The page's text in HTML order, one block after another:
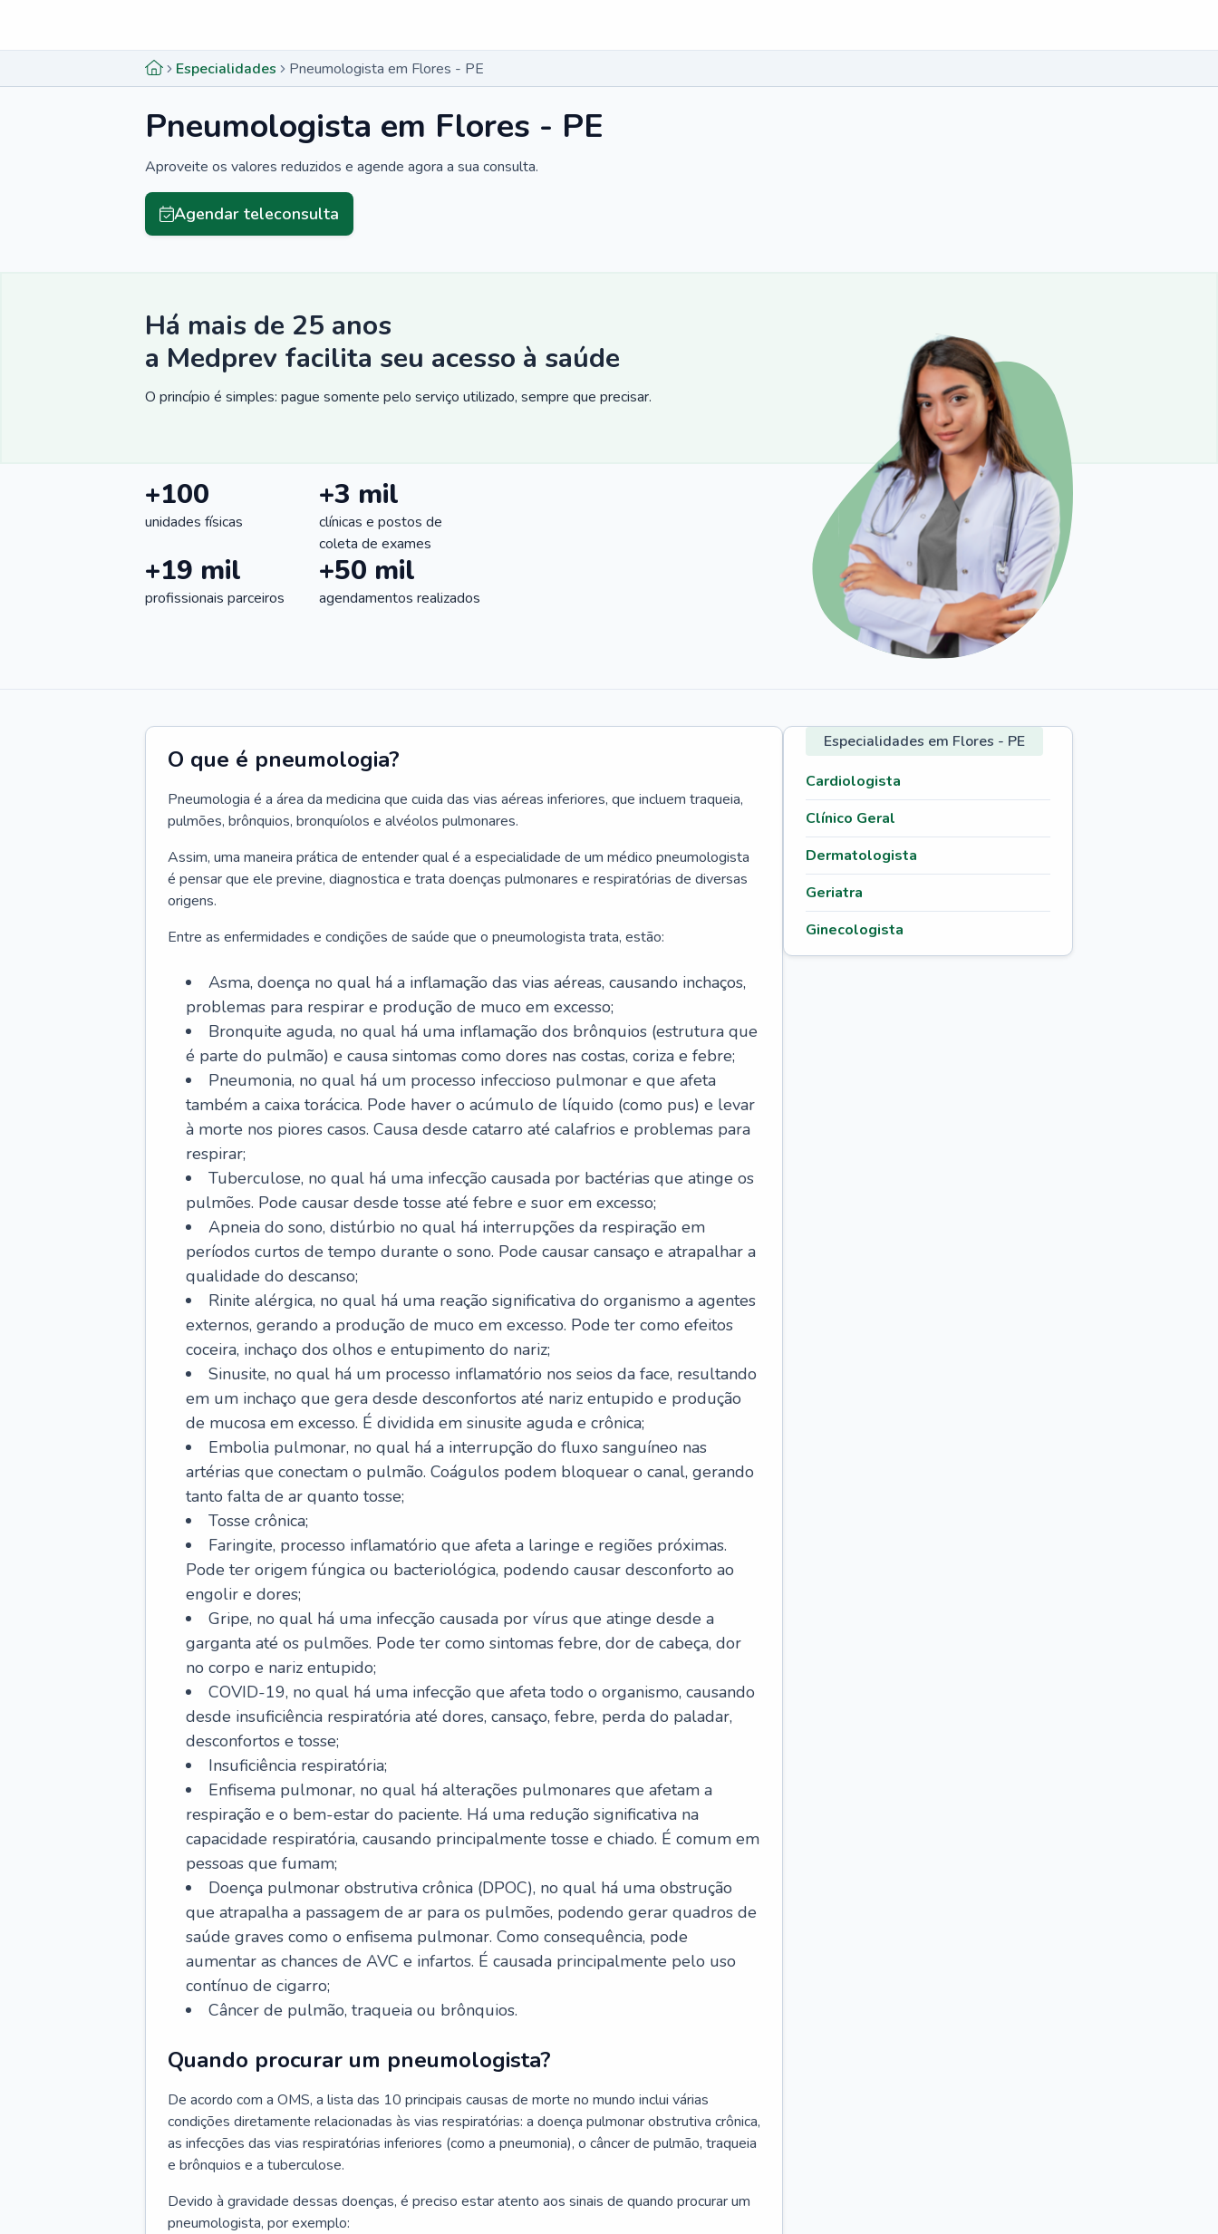
Especialidades Pneumologista em Flores - PE
Pneumologista em Flores - PE
Aproveite os valores reduzidos e agende agora a sua consulta.
Agendar teleconsulta
Há mais de 25 anos
a Medprev facilita seu acesso à saúde
O princípio é simples: pague somente pelo serviço utilizado, sempre que precisar.
+100
unidades físicas
+3 mil
clínicas e postos de
coleta de exames
+19 mil
profissionais parceiros
+50 mil
agendamentos realizados
O que é pneumologia?
Pneumologia é a área da medicina que cuida das vias aéreas inferiores, que incluem traqueia,
pulmões, brônquios, bronquíolos e alvéolos pulmonares.
Assim, uma maneira prática de entender qual é a especialidade de um médico pneumologista
é pensar que ele previne, diagnostica e trata doenças pulmonares e respiratórias de diversas
origens.
Entre as enfermidades e condições de saúde que o pneumologista trata, estão:
Asma, doença no qual há a inflamação das vias aéreas, causando inchaços,
problemas para respirar e produção de muco em excesso;
Bronquite aguda, no qual há uma inflamação dos brônquios (estrutura que
é parte do pulmão) e causa sintomas como dores nas costas, coriza e febre;
Pneumonia, no qual há um processo infeccioso pulmonar e que afeta
também a caixa torácica. Pode haver o acúmulo de líquido (como pus) e levar
à morte nos piores casos. Causa desde catarro até calafrios e problemas para
respirar;
Tuberculose, no qual há uma infecção causada por bactérias que atinge os
pulmões. Pode causar desde tosse até febre e suor em excesso;
Apneia do sono, distúrbio no qual há interrupções da respiração em
períodos curtos de tempo durante o sono. Pode causar cansaço e atrapalhar a
qualidade do descanso;
Rinite alérgica, no qual há uma reação significativa do organismo a agentes
externos, gerando a produção de muco em excesso. Pode ter como efeitos
coceira, inchaço dos olhos e entupimento do nariz;
Sinusite, no qual há um processo inflamatório nos seios da face, resultando
em um inchaço que gera desde desconfortos até nariz entupido e produção
de mucosa em excesso. É dividida em sinusite aguda e crônica;
Embolia pulmonar, no qual há a interrupção do fluxo sanguíneo nas
artérias que conectam o pulmão. Coágulos podem bloquear o canal, gerando
tanto falta de ar quanto tosse;
Tosse crônica;
Faringite, processo inflamatório que afeta a laringe e regiões próximas.
Pode ter origem fúngica ou bacteriológica, podendo causar desconforto ao
engolir e dores;
Gripe, no qual há uma infecção causada por vírus que atinge desde a
garganta até os pulmões. Pode ter como sintomas febre, dor de cabeça, dor
no corpo e nariz entupido;
COVID-19, no qual há uma infecção que afeta todo o organismo, causando
desde insuficiência respiratória até dores, cansaço, febre, perda do paladar,
desconfortos e tosse;
Insuficiência respiratória;
Enfisema pulmonar, no qual há alterações pulmonares que afetam a
respiração e o bem-estar do paciente. Há uma redução significativa na
capacidade respiratória, causando principalmente tosse e chiado. É comum em
pessoas que fumam;
Doença pulmonar obstrutiva crônica (DPOC), no qual há uma obstrução
que atrapalha a passagem de ar para os pulmões, podendo gerar quadros de
saúde graves como o enfisema pulmonar. Como consequência, pode
aumentar as chances de AVC e infartos. É causada principalmente pelo uso
contínuo de cigarro;
Câncer de pulmão, traqueia ou brônquios.
Quando procurar um pneumologista?
De acordo com a OMS, a lista das 10 principais causas de morte no mundo inclui várias
condições diretamente relacionadas às vias respiratórias: a doença pulmonar obstrutiva crônica,
as infecções das vias respiratórias inferiores (como a pneumonia), o câncer de pulmão, traqueia
e brônquios e a tuberculose.
Devido à gravidade dessas doenças, é preciso estar atento aos sinais de quando procurar um
pneumologista, por exemplo:
Especialidades em Flores - PE
Cardiologista
Clínico Geral
Dermatologista
Geriatra
Ginecologista